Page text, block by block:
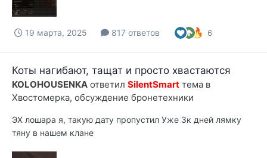
19 марта, 2025 817 ответов 6
Коты нагибают, тащат и просто хвастаются
KOLOHOUSENKA ответил SilentSmart тема в
Хвостомерка, обсуждение бронетехники
ЭХ лошара я, такую дату пропустил Уже 3к дней лямку
тяну в нашем клане